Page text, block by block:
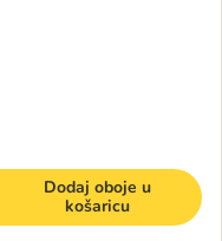
Dodaj oboje u
košaricu